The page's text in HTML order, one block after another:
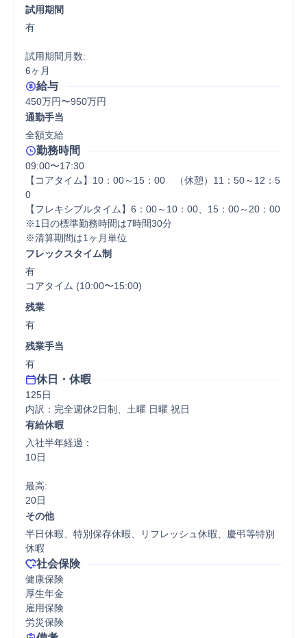
試用期間
有
試用期間月数:
6ヶ月
給与
450万円〜950万円
通勤手当
全額支給
勤務時間
09:00〜17:30
【コアタイム】10：00～15：00　（休憩）11：50～12：5
0
【フレキシブルタイム】6：00～10：00、15：00～20：00
※1日の標準勤務時間は7時間30分
※清算期間は1ヶ月単位
フレックスタイム制
有
コアタイム (10:00〜15:00)
残業
有
残業手当
有
休日・休暇
125日
内訳：完全週休2日制、土曜 日曜 祝日
有給休暇
入社半年経過：
10日
最高:
20日
その他
半日休暇、特別保存休暇、リフレッシュ休暇、慶弔等特別
休暇
社会保険
健康保険
厚生年金
雇用保険
労災保険